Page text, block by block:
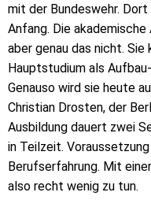
mit der Bundeswehr.
Anfang. Die
aber genau das nicht. Sie
Hauptstudium als
Genauso wird sie heute
Christian Drosten, der
Ausbildung dauert zwei
in Teilzeit.
Berufserfahrung. Mit
also recht wenig zu tun.